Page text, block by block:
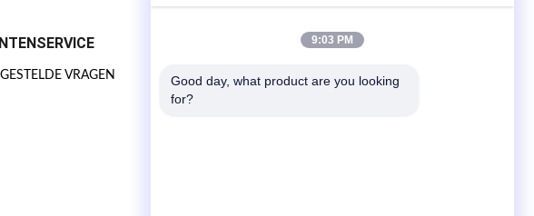
VRAGEN
SNELKOPPELINGEN
Thuis
9:03 PM
Good day, what product are you looking
for?